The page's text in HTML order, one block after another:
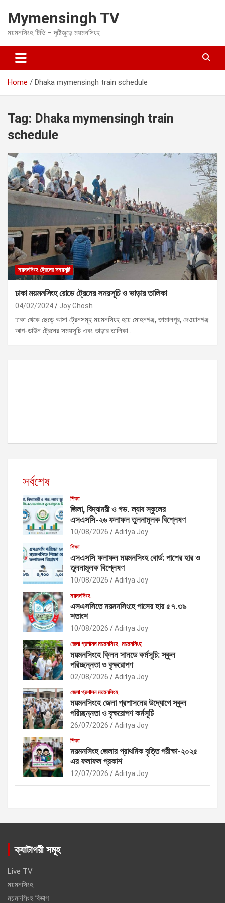
t
c
Mymensingh TV
ময়মনসিংহ টিভি – দৃষ্টিজুড়ে ময়মনসিংহ
Home Dhaka mymensingh train schedule
Tag: Dhaka mymensingh train
schedule
ময়মনসিংহ ট্রেনের সময়সূচি
ঢাকা ময়মনসিংহ রোডে ট্রেনের সময়সূচি ও ভাড়ার তালিকা
04/02/2024 Joy Ghosh
ঢাকা থেকে ছেড়ে আসা ট্রেনসমূহ ময়মনসিংহ হয়ে মোহনগঞ্জ, জামালপুর, দেওয়ানগঞ্জ
আপ-ডাউন ট্রেনের সময়সূচি এবং ভাড়ার তালিকা…
সর্বশেষ
শিক্ষা
জিলা, বিদ্যাময়ী ও গভ. ল্যাব স্কুলের
এসএসসি-২৬ ফলাফল তুলনামূলক বিশ্লেষণ
10/08/2026 Aditya Joy
শিক্ষা
এসএসসি ফলাফল ময়মনসিংহ বোর্ড: পাশের হার ও
তুলনামূলক বিশ্লেষণ
10/08/2026 Aditya Joy
ময়মনসিংহ
এসএসসিতে ময়মনসিংহে পাসের হার ৫৭.৩৯
শতাংশ
10/08/2026 Aditya Joy
জেলা প্রশাসন ময়মনসিংহ ময়মনসিংহ
ময়মনসিংহে ক্লিন সানডে কর্মসূচি: স্কুল
পরিচ্ছন্নতা ও বৃক্ষরোপণ
02/08/2026 Aditya Joy
জেলা প্রশাসন ময়মনসিংহ
ময়মনসিংহে জেলা প্রশাসনের উদ্যোগে স্কুল
পরিচ্ছন্নতা ও বৃক্ষরোপণ কর্মসূচি
26/07/2026 Aditya Joy
শিক্ষা
ময়মনসিংহ জেলার প্রাথমিক বৃত্তি পরীক্ষা-২০২৫
এর ফলাফল প্রকাশ
12/07/2026 Aditya Joy
ক্যাটাগরী সমূহ
Live TV
ময়মনসিংহ
ময়মনসিংহ বিভাগ